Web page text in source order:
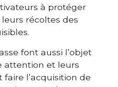
à protéger
récoltes des
font aussi l’objet
attention et leurs
l’acquisition de